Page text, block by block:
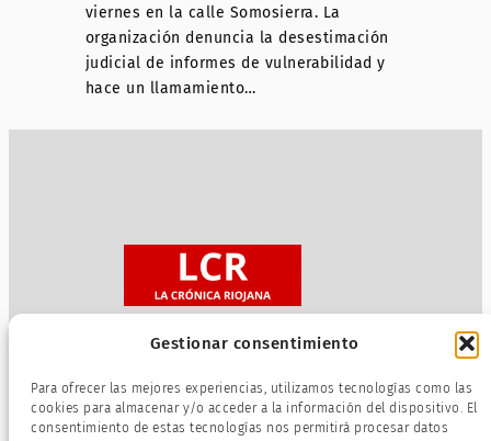
Gestionar consentimiento
Para ofrecer las mejores experiencias, utilizamos tecnologías como las
cookies para almacenar y/o acceder a la información del dispositivo. El
consentimiento de estas tecnologías nos permitirá procesar datos
viernes en la calle Somosierra. La
organización denuncia la desestimación
judicial de informes de vulnerabilidad y
hace un llamamiento…
Política de privacidad
Términos de servicio